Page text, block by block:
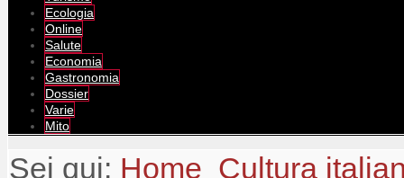
Ecologia
Online
Salute
Economia
Gastronomia
Dossier
Varie
Mito
Sei qui: Home Cultura